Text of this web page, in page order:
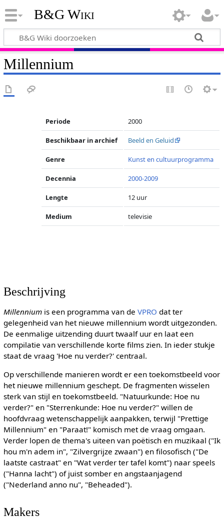
B&G Wiki
Millennium
Periode 2000
Beschikbaar in archief Beeld en Geluid
Genre Kunst en cultuurprogramma
Decennia 2000-2009
Lengte 12 uur
Medium televisie
Beschrijving
Millenniumis een programma van de VPRO dat ter
gelegenheid van het nieuwe millennium wordt uitgezonden.
De eenmalige uitzending duurt twaalf uur en laat een
compilatie van verschillende korte films zien. In ieder stukje
staat de vraag 'Hoe nu verder?' centraal.
Op verschillende manieren wordt er een toekomstbeeld voor
het nieuwe millennium geschept. De fragmenten wisselen
sterk van stijl en toekomstbeeld. "Natuurkunde: Hoe nu
verder?" en "Sterrenkunde: Hoe nu verder?" willen de
hoofdvraag wetenschappelijk aanpakken, terwijl "Prettige
Millennium" en "Paraat!" komisch met de vraag omgaan.
Verder lopen de thema's uiteen van poëtisch en muzikaal ("Ik
hou m'n adem in", "Zilvergrijze zwaan") en filosofisch ("De
laatste castraat" en "Wat verder ter tafel komt") naar speels
("Hanna lacht") of juist somber en angstaanjagend
("Nederland anno nu", "Beheaded").
Makers